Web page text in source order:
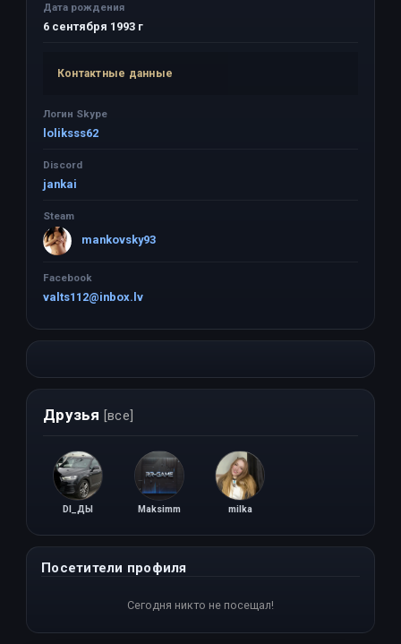
Дата рождения
6 сентября 1993 г
Контактные данные
Логин Skype
loliksss62
Discord
jankai
Steam
mankovsky93
Facebook
valts112@inbox.lv
Друзья [все]
DI_ДЫ Maksimm milka
Посетители профиля
Сегодня никто не посещал!